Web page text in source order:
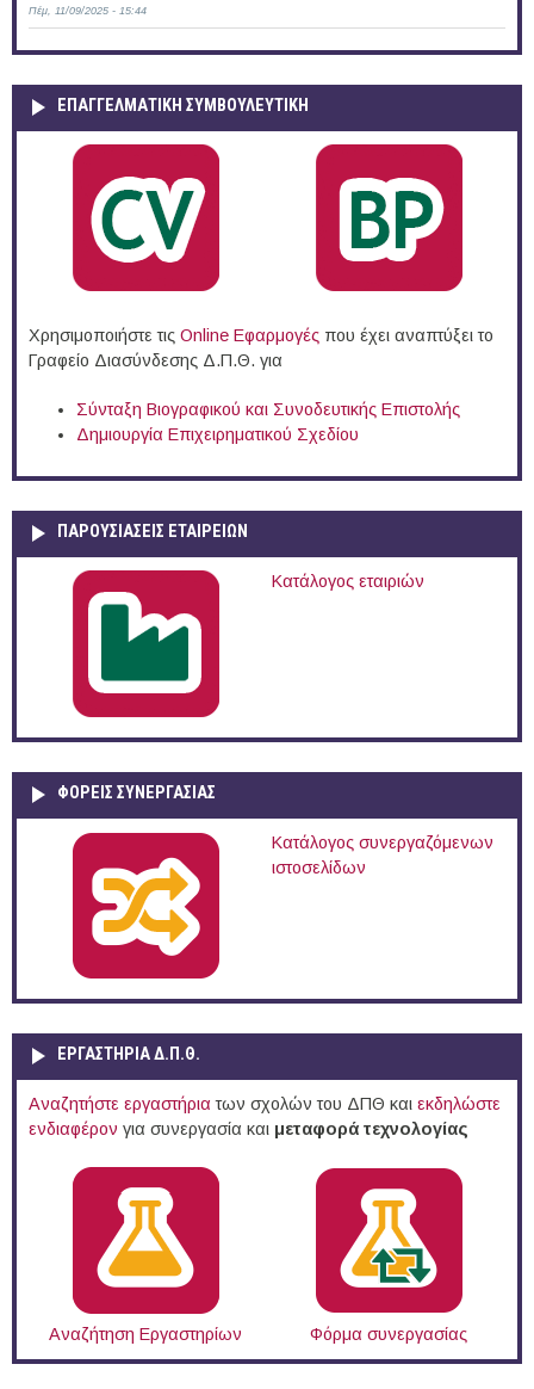
Πέμ, 11/09/2025 - 15:44
ΕΠΑΓΓΕΛΜΑΤΙΚΉ ΣΥΜΒΟΥΛΕΥΤΙΚΉ
Χρησιμοποιήστε τις Online Eφαρμογές που έχει αναπτύξει το
Γραφείο Διασύνδεσης Δ.Π.Θ. για
Σύνταξη Βιογραφικού και Συνοδευτικής Επιστολής
Δημιουργία Επιχειρηματικού Σχεδίου
ΠΑΡΟΥΣΙΆΣΕΙΣ ΕΤΑΙΡΕΙΏΝ
Κατάλογος εταιριών
ΦΟΡΕΙΣ ΣΥΝΕΡΓΑΣΙΑΣ
Κατάλογος συνεργαζόμενων
ιστοσελίδων
ΕΡΓΑΣΤΗΡΙΑ Δ.Π.Θ.
Αναζητήστε εργαστήρια των σχολών του ΔΠΘ και εκδηλώστε
ενδιαφέρον για συνεργασία και μεταφορά τεχνολογίας
Αναζήτηση Εργαστηρίων Φόρμα συνεργασίας